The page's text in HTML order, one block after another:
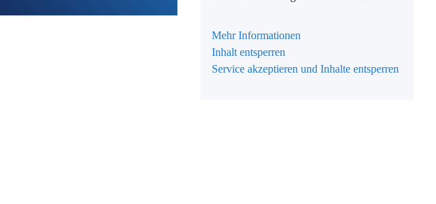
Mehr Informationen
Inhalt entsperren
Service akzeptieren und Inhalte entsperren